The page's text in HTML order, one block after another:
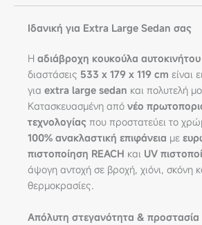
Ιδανική για Extra Large Sedan σας
Η αδιάβροχη κουκούλα
διαστάσεις 533 x 179 x 119 cm είναι
για extra large sedan και πολυτελή
Κατασκευασμένη από νέο
τεχνολογίας που προστατεύει το
100% ανακλαστική επιφάνεια με
πιστοποίηση REACH και UV
άψογη αντοχή σε βροχή, χιόνι, σκόνη
θερμοκρασίες.
Απόλυτη στεγανότητα & προστασία